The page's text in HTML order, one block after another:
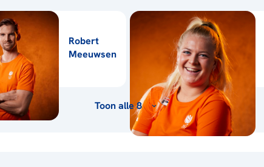
Robert
Meeuwsen
Toon alle 8